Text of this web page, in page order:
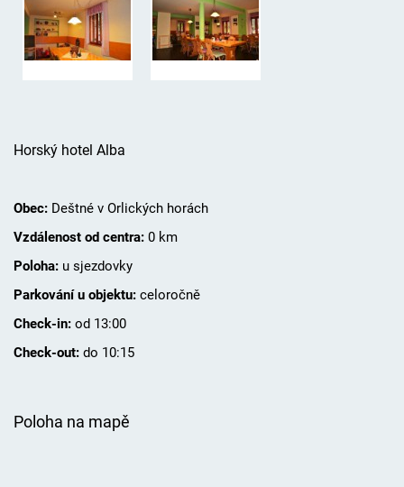
Horský hotel Alba
Obec:Deštné v Orlických horách
Vzdálenost od centra:0 km
Poloha: u sjezdovky
Parkování u objektu: celoročně
Check-in:od 13:00
Check-out: do 10:15
Poloha na mapě